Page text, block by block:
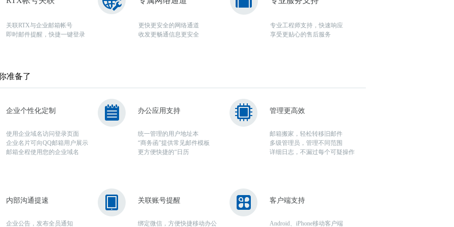
关联RTX与企业邮箱帐号
即时邮件提醒，快捷一键登录
更快更安全的网络通道
收发更畅通信息更安全
专业工程师支持，快速响应
享受更贴心的售后服务
准备了
企业个性化定制
使用企业域名访问登录页面
企业名片可向QQ邮箱用户展示
邮箱全程使用您的企业域名
办公应用支持
统一管理的用户地址本
“商务函”提供常见邮件模板
更方便快捷的“日历
管理更高效
邮箱搬家，轻松转移旧邮件
多级管理员，管理不同范围
详细日志，不漏过每个可疑操作
内部沟通提速
企业公告，发布全员通知
关联账号提醒
绑定微信，方便快捷移动办公
客户端支持
Android、iPhone移动客户端